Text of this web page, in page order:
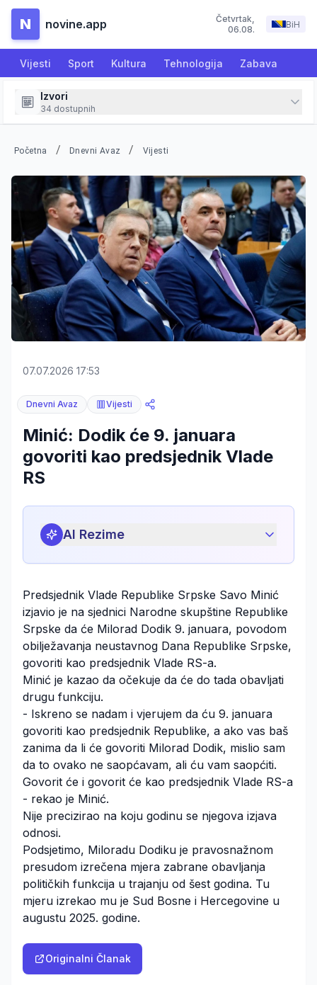
N novine.app Četvrtak,
06.08.
BiH
Vijesti Sport Kultura Tehnologija Zabava
Izvori
34 dostupnih
Početna / Dnevni Avaz / Vijesti
07.07.2026 17:53
Dnevni Avaz Vijesti
Minić: Dodik će 9. januara
govoriti kao predsjednik Vlade
RS
AI Rezime
Predsjednik Vlade Republike Srpske Savo Minić
izjavio je na sjednici Narodne skupštine Republike
Srpske da će Milorad Dodik 9. januara, povodom
obilježavanja neustavnog Dana Republike Srpske,
govoriti kao predsjednik Vlade RS-a.
Minić je kazao da očekuje da će do tada obavljati
drugu funkciju.
- Iskreno se nadam i vjerujem da ću 9. januara
govoriti kao predsjednik Republike, a ako vas baš
zanima da li će govoriti Milorad Dodik, mislio sam
da to ovako ne saopćavam, ali ću vam saopćiti.
Govorit će i govorit će kao predsjednik Vlade RS-a
- rekao je Minić.
Nije precizirao na koju godinu se njegova izjava
odnosi.
Podsjetimo, Miloradu Dodiku je pravosnažnom
presudom izrečena mjera zabrane obavljanja
političkih funkcija u trajanju od šest godina. Tu
mjeru izrekao mu je Sud Bosne i Hercegovine u
augustu 2025. godine.
Originalni Članak